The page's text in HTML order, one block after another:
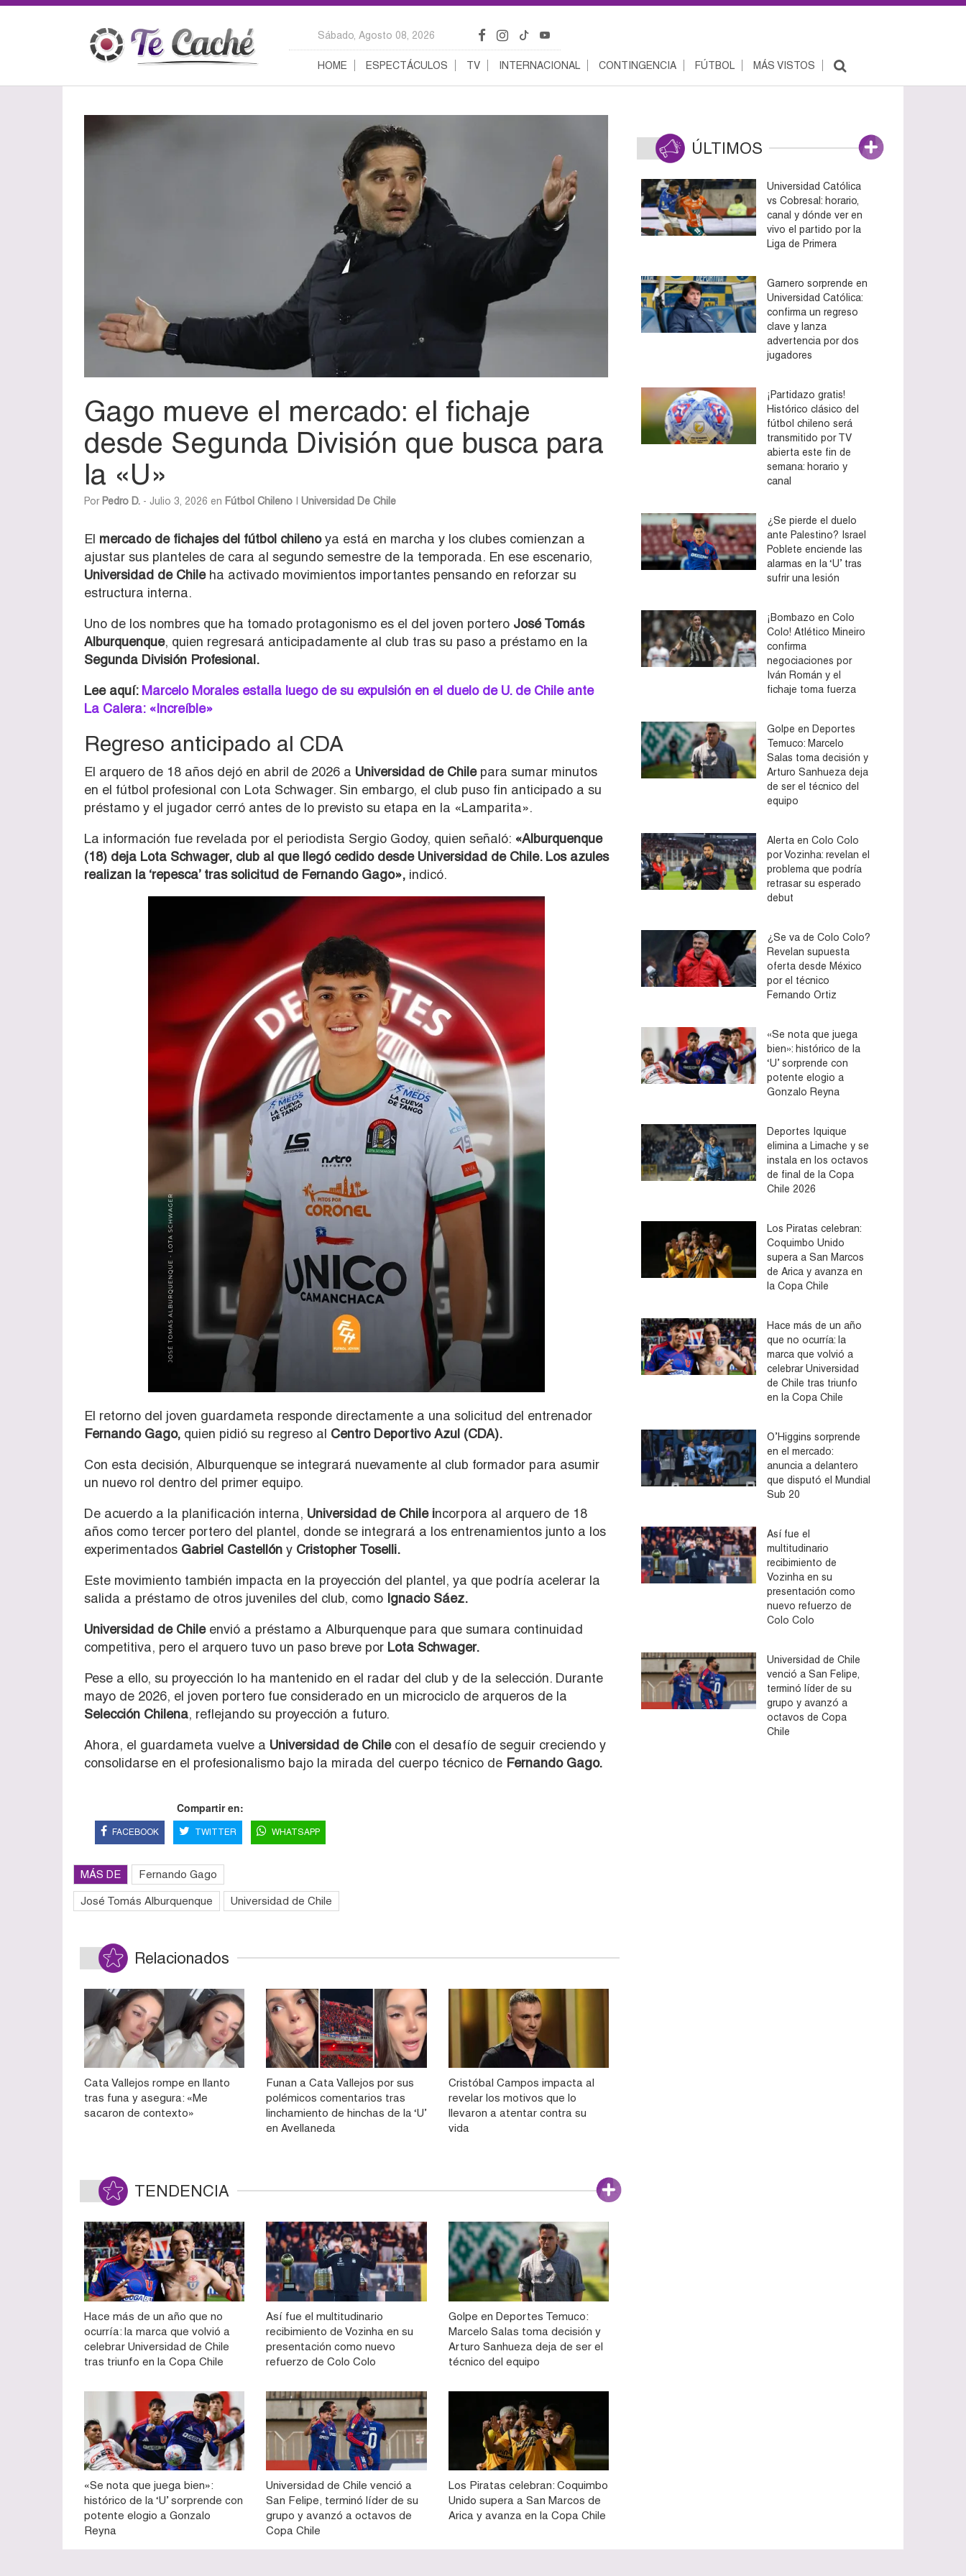
Sábado, Agosto 08, 2026
HOME ESPECTÁCULOS TV INTERNACIONAL CONTINGENCIA FÚTBOL MÁS VISTOS
Gago mueve el mercado: el fichaje
desde Segunda División que busca para
la «U»
Por Pedro D. - Julio 3, 2026 en Fútbol Chileno Universidad De Chile
El mercado de fichajes del fútbol chilenoya está en marcha y los clubes comienzan a
ajustar sus planteles de cara al segundo semestre de la temporada. En ese escenario,
Universidad de Chileha activado movimientos importantes pensando en reforzar su
estructura interna.
Uno de los nombres que ha tomado protagonismo es el del joven portero José Tomás
Alburquenque, quien regresará anticipadamente al club tras su paso a préstamo en la
Segunda División Profesional.
Lee aquí:Marcelo Morales estalla luego de su expulsión en el duelo de U. de Chile ante
La Calera: «Increíble»
Regreso anticipado al CDA
El arquero de 18 años dejó en abril de 2026 a Universidad de Chile para sumar minutos
en el fútbol profesional con Lota Schwager. Sin embargo, el club puso fin anticipado a su
préstamo y el jugador cerró antes de lo previsto su etapa en la «Lamparita».
La información fue revelada por el periodista Sergio Godoy, quien señaló: «Alburquenque
(18) deja Lota Schwager, club al que llegó cedido desde Universidad de Chile. Los azules
realizan la ‘repesca’ tras solicitud de Fernando Gago», indicó.
El retorno del joven guardameta responde directamente a una solicitud del entrenador
Fernando Gago, quien pidió su regreso al Centro Deportivo Azul (CDA).
Con esta decisión, Alburquenque se integrará nuevamente al club formador para asumir
un nuevo rol dentro del primer equipo.
De acuerdo a la planificación interna, Universidad de Chileincorpora al arquero de 18
años como tercer portero del plantel, donde se integrará a los entrenamientos junto a los
experimentados Gabriel Castellón y Cristopher Toselli.
Este movimiento también impacta en la proyección del plantel, ya que podría acelerar la
salida a préstamo de otros juveniles del club, como Ignacio Sáez.
Universidad de Chileenvió a préstamo a Alburquenque para que sumara continuidad
competitiva, pero el arquero tuvo un paso breve por Lota Schwager.
Pese a ello, su proyección lo ha mantenido en el radar del club y de la selección. Durante
mayo de 2026, el joven portero fue considerado en un microciclo de arqueros de la
Selección Chilena, reflejando su proyección a futuro.
Ahora, el guardameta vuelve a Universidad de Chilecon el desafío de seguir creciendo y
consolidarse en el profesionalismo bajo la mirada del cuerpo técnico de Fernando Gago.
Compartir en:
FACEBOOK TWITTER WHATSAPP
MÁS DE Fernando Gago
José Tomás Alburquenque Universidad de Chile
Relacionados
Cata Vallejos rompe en llanto
tras funa y asegura: «Me
sacaron de contexto»
Funan a Cata Vallejos por sus
polémicos comentarios tras
linchamiento de hinchas de la ‘U’
en Avellaneda
Cristóbal Campos impacta al
revelar los motivos que lo
llevaron a atentar contra su
vida
TENDENCIA
Hace más de un año que no
ocurría: la marca que volvió a
celebrar Universidad de Chile
tras triunfo en la Copa Chile
Así fue el multitudinario
recibimiento de Vozinha en su
presentación como nuevo
refuerzo de Colo Colo
Golpe en Deportes Temuco:
Marcelo Salas toma decisión y
Arturo Sanhueza deja de ser el
técnico del equipo
«Se nota que juega bien»:
histórico de la ‘U’ sorprende con
potente elogio a Gonzalo
Reyna
Universidad de Chile venció a
San Felipe, terminó líder de su
grupo y avanzó a octavos de
Copa Chile
Los Piratas celebran: Coquimbo
Unido supera a San Marcos de
Arica y avanza en la Copa Chile
ÚLTIMOS
Universidad Católica
vs Cobresal: horario,
canal y dónde ver en
vivo el partido por la
Liga de Primera
Garnero sorprende en
Universidad Católica:
confirma un regreso
clave y lanza
advertencia por dos
jugadores
¡Partidazo gratis!
Histórico clásico del
fútbol chileno será
transmitido por TV
abierta este fin de
semana: horario y
canal
¿Se pierde el duelo
ante Palestino? Israel
Poblete enciende las
alarmas en la ‘U’ tras
sufrir una lesión
¡Bombazo en Colo
Colo! Atlético Mineiro
confirma
negociaciones por
Iván Román y el
fichaje toma fuerza
Golpe en Deportes
Temuco: Marcelo
Salas toma decisión y
Arturo Sanhueza deja
de ser el técnico del
equipo
Alerta en Colo Colo
por Vozinha: revelan el
problema que podría
retrasar su esperado
debut
¿Se va de Colo Colo?
Revelan supuesta
oferta desde México
por el técnico
Fernando Ortiz
«Se nota que juega
bien»: histórico de la
‘U’ sorprende con
potente elogio a
Gonzalo Reyna
Deportes Iquique
elimina a Limache y se
instala en los octavos
de final de la Copa
Chile 2026
Los Piratas celebran:
Coquimbo Unido
supera a San Marcos
de Arica y avanza en
la Copa Chile
Hace más de un año
que no ocurría: la
marca que volvió a
celebrar Universidad
de Chile tras triunfo
en la Copa Chile
O’Higgins sorprende
en el mercado:
anuncia a delantero
que disputó el Mundial
Sub 20
Así fue el
multitudinario
recibimiento de
Vozinha en su
presentación como
nuevo refuerzo de
Colo Colo
Universidad de Chile
venció a San Felipe,
terminó líder de su
grupo y avanzó a
octavos de Copa
Chile